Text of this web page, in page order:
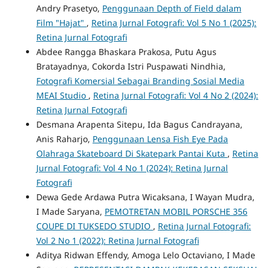
Andry Prasetyo, Penggunaan Depth of Field dalam
Film "Hajat" , Retina Jurnal Fotografi: Vol 5 No 1 (2025):
Retina Jurnal Fotografi
Abdee Rangga Bhaskara Prakosa, Putu Agus
Bratayadnya, Cokorda Istri Puspawati Nindhia,
Fotografi Komersial Sebagai Branding Sosial Media
MEAI Studio , Retina Jurnal Fotografi: Vol 4 No 2 (2024):
Retina Jurnal Fotografi
Desmana Arapenta Sitepu, Ida Bagus Candrayana,
Anis Raharjo, Penggunaan Lensa Fish Eye Pada
Olahraga Skateboard Di Skatepark Pantai Kuta , Retina
Jurnal Fotografi: Vol 4 No 1 (2024): Retina Jurnal
Fotografi
Dewa Gede Ardawa Putra Wicaksana, I Wayan Mudra,
I Made Saryana, PEMOTRETAN MOBIL PORSCHE 356
COUPE DI TUKSEDO STUDIO , Retina Jurnal Fotografi:
Vol 2 No 1 (2022): Retina Jurnal Fotografi
Aditya Ridwan Effendy, Amoga Lelo Octaviano, I Made